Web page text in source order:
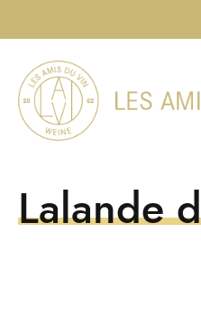
Inhalt
Lalande